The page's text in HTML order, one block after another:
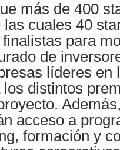
más de 400
cuales 40
para
de
líderes en
distintos
acceso a
formación y